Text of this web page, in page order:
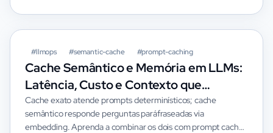
#llmops #semantic-cache #prompt-caching
Cache Semântico e Memória em LLMs:
Latência, Custo e Contexto que
Aprende
Cache exato atende prompts determinísticos; cache
semântico responde perguntas paráfraseadas via
embedding. Aprenda a combinar os dois com prompt cache